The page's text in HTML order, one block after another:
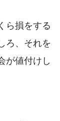
ら損をする
ろ、それを
が値付けし